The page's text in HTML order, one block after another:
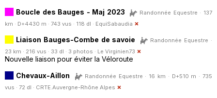
Boucle des Bauges - Maj 2023
Randonnée Equestre · 137
km · D+4430 m · 743 vus · 118 dl · EquiSabaudia
Liaison Bauges-Combe de savoie
Randonnée Equestre ·
23 km · 216 vus · 33 dl · 3 photos · Le Virginien73
Nouvelle liaison pour éviter la Véloroute
Chevaux-Aillon
Randonnée Equestre · 16 km · D+510 m · 735
vus · 72 dl · CRTE.Auvergne-Rhône Alpes